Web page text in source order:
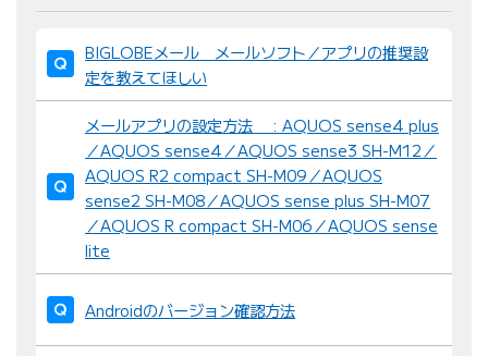
び
替
BIGLOBEメール メールソフト／アプリの推奨設
定を教えてほしい
メールアプリの設定方法 : AQUOS sense4 plus
／AQUOS sense4／AQUOS sense3 SH-M12／
AQUOS R2 compact SH-M09／AQUOS
sense2 SH-M08／AQUOS sense plus SH-M07
／AQUOS R compact SH-M06／AQUOS sense
lite
Androidのバージョン確認方法